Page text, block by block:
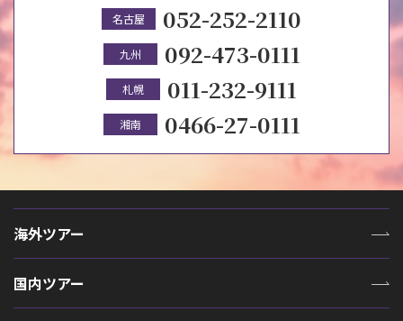
名古屋 052-252-2110
九州 092-473-0111
札幌 011-232-9111
湘南 0466-27-0111
海外ツアー
国内ツアー